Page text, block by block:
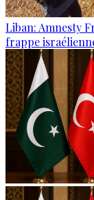
Liban: Amnesty
frappe